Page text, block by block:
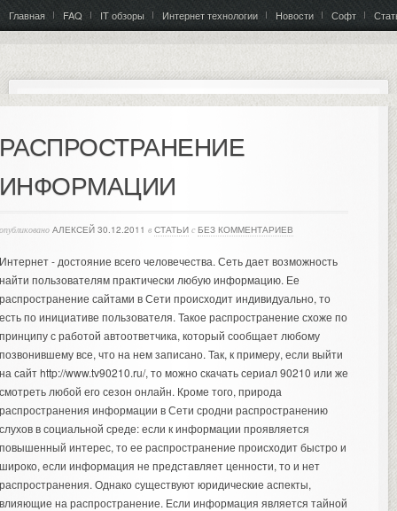
Главная FAQ IT обзоры Интернет технологии Новости Софт
АЛЕКСЕЙ 30.12.2011 в СТАТЬИ с БЕЗ КОММЕНТАРИЕВ
- достояние всего человечества. Сеть дает возможность
пользователям практически любую информацию. Ее
сайтами в Сети происходит индивидуально, то
по инициативе пользователя. Такое распространение схоже по
с работой автоответчика, который сообщает любому
все, что на нем записано. Так, к примеру, если выйти
сайт http://www.tv90210.ru/, то можно скачатьсериал 90210 или же
любой его сезон онлайн. Кроме того, природа
информации в Сети сродни распространению
в социальной среде: если к информации проявляется
интерес, то ее распространение происходит быстро и
если информация не представляет ценности, то и нет
Однако существуют юридические аспекты,
на распространение. Если информация является тайной